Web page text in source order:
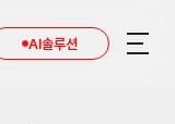
AI솔루션